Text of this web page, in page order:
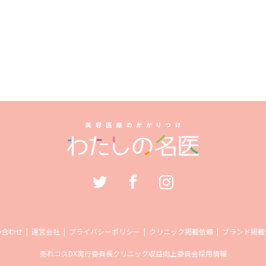
わせ 運営会社 プライバシーポリシー クリニック掲載依頼 ブランド掲
売れコスDX実行委員長クリニック収益向上委員会採用情報